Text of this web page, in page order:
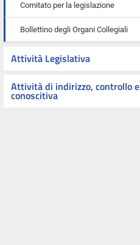
Comitato per la legislazione
Bollettino degli Organi Collegiali
Attività Legislativa
Attività di indirizzo, controllo e
conoscitiva